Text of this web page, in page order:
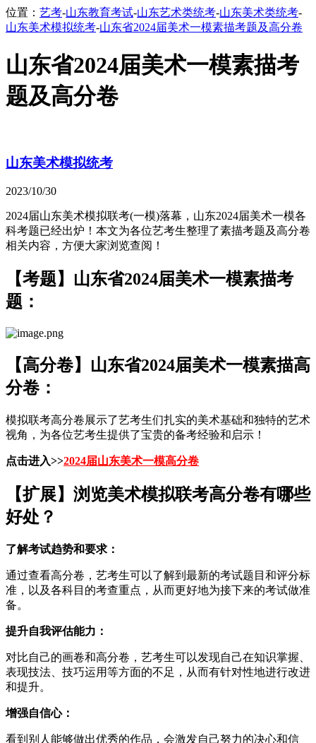
位置： 艺考-山东教育考试-山东艺术类统考-山东美术类统考-
山东美术模拟统考-山东省2024届美术一模素描考题及高分卷
山东省2024届美术一模素描考
题及高分卷
山东美术模拟统考
2023/10/30
2024届山东美术模拟联考(一模)落幕，山东2024届美术一模各
科考题已经出炉！本文为各位艺考生整理了素描考题及高分卷
相关内容，方便大家浏览查阅！
【考题】山东省2024届美术一模素描考
题：
【高分卷】山东省2024届美术一模素描高
分卷：
模拟联考高分卷展示了艺考生们扎实的美术基础和独特的艺术
视角，为各位艺考生提供了宝贵的备考经验和启示！
点击进入>>2024届山东美术一模高分卷
【扩展】浏览美术模拟联考高分卷有哪些
好处？
了解考试趋势和要求：
通过查看高分卷，艺考生可以了解到最新的考试题目和评分标
准，以及各科目的考查重点，从而更好地为接下来的考试做准
备。
提升自我评估能力：
对比自己的画卷和高分卷，艺考生可以发现自己在知识掌握、
表现技法、技巧运用等方面的不足，从而有针对性地进行改进
和提升。
增强自信心：
看到别人能够做出优秀的作品，会激发自己努力的决心和信